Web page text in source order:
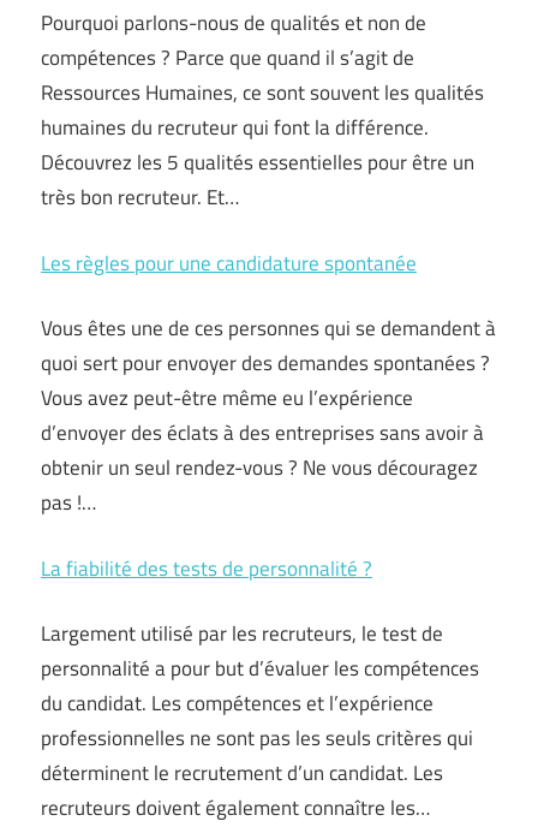
Pourquoi parlons-nous de qualités et non de
compétences ? Parce que quand il s’agit de
Ressources Humaines, ce sont souvent les qualités
humaines du recruteur qui font la différence.
Découvrez les 5 qualités essentielles pour être un
très bon recruteur. Et…
Les règles pour une candidature spontanée
Vous êtes une de ces personnes qui se demandent à
quoi sert pour envoyer des demandes spontanées ?
Vous avez peut-être même eu l’expérience
d’envoyer des éclats à des entreprises sans avoir à
obtenir un seul rendez-vous ? Ne vous découragez
pas !…
La fiabilité des tests de personnalité ?
Largement utilisé par les recruteurs, le test de
personnalité a pour but d’évaluer les compétences
du candidat. Les compétences et l’expérience
professionnelles ne sont pas les seuls critères qui
déterminent le recrutement d’un candidat. Les
recruteurs doivent également connaître les…